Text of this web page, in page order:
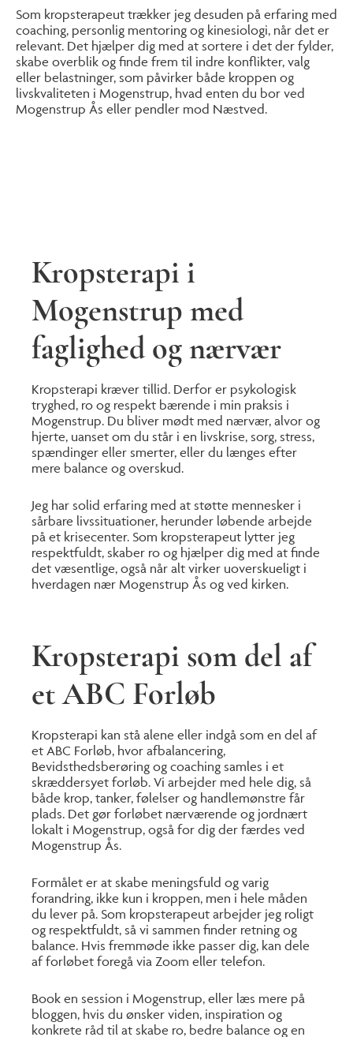
Som kropsterapeut trækker jeg desuden på erfaring med
coaching, personlig mentoring og kinesiologi, når det er
relevant. Det hjælper dig med at sortere i det der fylder,
skabe overblik og finde frem til indre konflikter, valg
eller belastninger, som påvirker både kroppen og
livskvaliteten i Mogenstrup, hvad enten du bor ved
Mogenstrup Ås eller pendler mod Næstved.
Kropsterapi i
Mogenstrup med
faglighed og nærvær
Kropsterapi kræver tillid. Derfor er psykologisk
tryghed, ro og respekt bærende i min praksis i
Mogenstrup. Du bliver mødt med nærvær, alvor og
hjerte, uanset om du står i en livskrise, sorg, stress,
spændinger eller smerter, eller du længes efter
mere balance og overskud.
Jeg har solid erfaring med at støtte mennesker i
sårbare livssituationer, herunder løbende arbejde
på et krisecenter. Som kropsterapeut lytter jeg
respektfuldt, skaber ro og hjælper dig med at finde
det væsentlige, også når alt virker uoverskueligt i
hverdagen nær Mogenstrup Ås og ved kirken.
Kropsterapi som del af
et ABC Forløb
Kropsterapi kan stå alene eller indgå som en del af
et ABC Forløb, hvor afbalancering,
Bevidsthedsberøring og coaching samles i et
skræddersyet forløb. Vi arbejder med hele dig, så
både krop, tanker, følelser og handlemønstre får
plads. Det gør forløbet nærværende og jordnært
lokalt i Mogenstrup, også for dig der færdes ved
Mogenstrup Ås.
Formålet er at skabe meningsfuld og varig
forandring, ikke kun i kroppen, men i hele måden
du lever på. Som kropsterapeut arbejder jeg roligt
og respektfuldt, så vi sammen finder retning og
balance. Hvis fremmøde ikke passer dig, kan dele
af forløbet foregå via Zoom eller telefon.
Book en session i Mogenstrup, eller læs mere på
bloggen, hvis du ønsker viden, inspiration og
konkrete råd til at skabe ro, bedre balance og en